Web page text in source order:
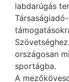
labdarúgás
országosan
sportágba.
A